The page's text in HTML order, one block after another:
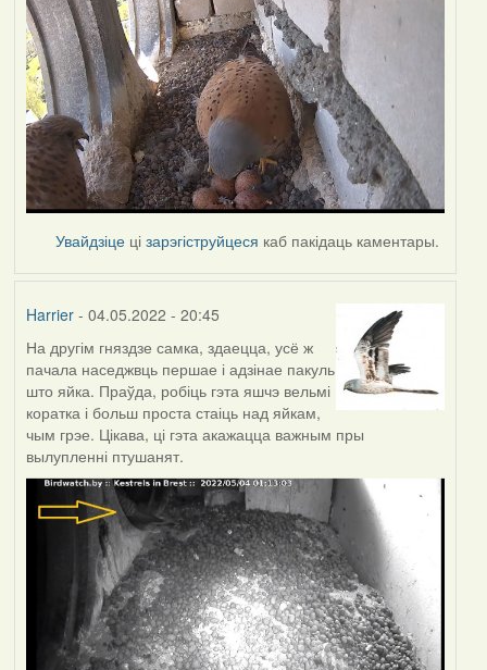
Увайдзіце цізарэгіструйцеся каб пакідаць каментары.
Harrier- 04.05.2022 - 20:45
На другім гняздзе самка, здаецца, усё ж
пачала наседжвць першае і адзінае пакуль
што яйка. Праўда, робіць гэта яшчэ вельмі
коратка і больш проста стаіць над яйкам,
чым грэе. Цікава, ці гэта акажацца важным пры
вылупленні птушанят.